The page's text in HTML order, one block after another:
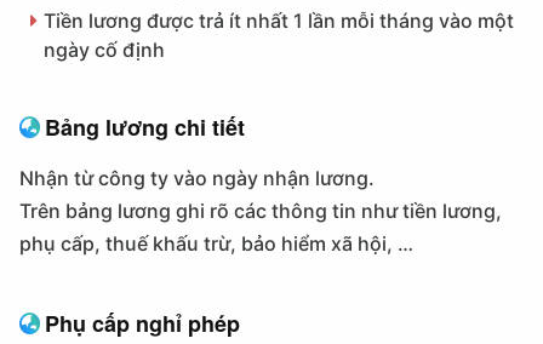
Tiền lương được trả ít nhất 1 lần mỗi tháng vào một
ngày cố định
Bảng lương chi tiết
Nhận từ công ty vào ngày nhận lương.
Trên bảng lương ghi rõ các thông tin như tiền lương,
phụ cấp, thuế khấu trừ, bảo hiểm xã hội, …
Phụ cấp nghỉ phép